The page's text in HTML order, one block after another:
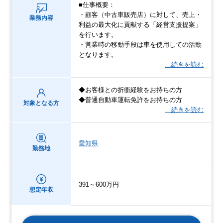
業務内容
■仕事概要：
・顧客（中古車販売店）に対して、売上・
利益の最大化に貢献する「経営支援提案」
を行います。
・営業時の移動手段は車を使用しての活動
となります。
…続きを読む
対象となる方
◆お客様との折衝経験をお持ちの方
◆普通自動車運転免許をお持ちの方
…続きを読む
勤務地
愛知県
想定年収
391～600万円